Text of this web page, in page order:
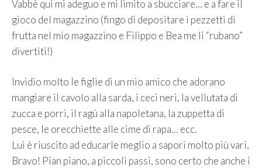
Vabbè qui mi adeguo e mi limito a sbucciare… e a fare il
gioco del magazzino (fingo di depositare i pezzetti di
frutta nel mio magazzino e Filippo e Bea me li “rubano”
divertiti!)
Invidio molto le figlie di un mio amico che adorano
mangiare il cavolo alla sarda, i ceci neri, la vellutata di
zucca e porri, il ragù alla napoletana, la zuppetta di
pesce, le orecchiette alle cime di rapa… ecc.
Lui è riuscito ad educarle meglio a sapori molto più vari,
Bravo! Pian piano, a piccoli passi, sono certo che anche i